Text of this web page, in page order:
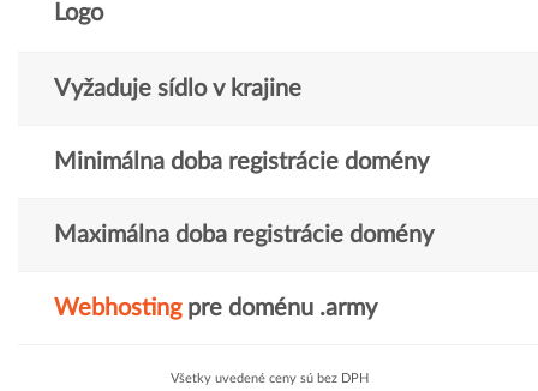
Logo
Vyžaduje sídlo v krajine
Minimálna doba registrácie domény
Maximálna doba registrácie domény
Webhostingpre doménu .army
Všetky uvedené ceny sú bez DPH